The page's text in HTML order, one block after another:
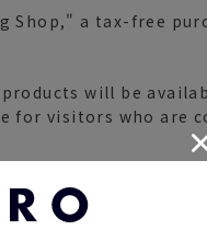
Shop," a tax-free
will be
for visitors who are
Japan from overseas
a purchase
The pickup will be